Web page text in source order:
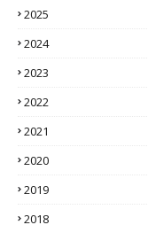
2025
2024
2023
2022
2021
2020
2019
2018